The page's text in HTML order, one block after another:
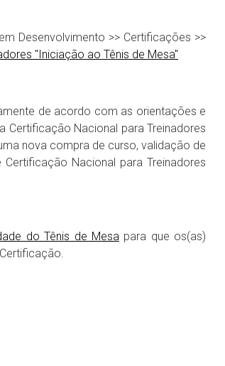
Desenvolvimento >> Certificações >>
"Iniciação ao Tênis de Mesa"
de acordo com as orientações e
Nacional para Treinadores
nova compra de curso, validação de
Nacional para Treinadores
do Tênis de Mesapara que os(as)